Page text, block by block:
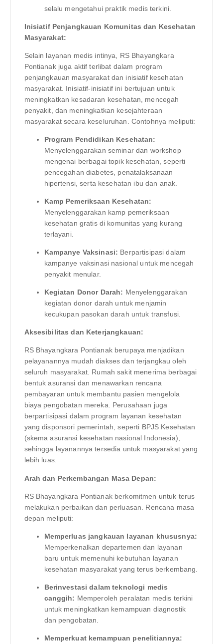
selalu mengetahui praktik medis terkini.
Inisiatif Penjangkauan Komunitas dan Kesehatan
Masyarakat:
Selain layanan medis intinya, RS Bhayangkara
Pontianak juga aktif terlibat dalam program
penjangkauan masyarakat dan inisiatif kesehatan
masyarakat. Inisiatif-inisiatif ini bertujuan untuk
meningkatkan kesadaran kesehatan, mencegah
penyakit, dan meningkatkan kesejahteraan
masyarakat secara keseluruhan. Contohnya meliputi:
Program Pendidikan Kesehatan:
Menyelenggarakan seminar dan workshop
mengenai berbagai topik kesehatan, seperti
pencegahan diabetes, penatalaksanaan
hipertensi, serta kesehatan ibu dan anak.
Kamp Pemeriksaan Kesehatan:
Menyelenggarakan kamp pemeriksaan
kesehatan gratis di komunitas yang kurang
terlayani.
Kampanye Vaksinasi: Berpartisipasi dalam
kampanye vaksinasi nasional untuk mencegah
penyakit menular.
Kegiatan Donor Darah: Menyelenggarakan
kegiatan donor darah untuk menjamin
kecukupan pasokan darah untuk transfusi.
Aksesibilitas dan Keterjangkauan:
RS Bhayangkara Pontianak berupaya menjadikan
pelayanannya mudah diakses dan terjangkau oleh
seluruh masyarakat. Rumah sakit menerima berbagai
bentuk asuransi dan menawarkan rencana
pembayaran untuk membantu pasien mengelola
biaya pengobatan mereka. Perusahaan juga
berpartisipasi dalam program layanan kesehatan
yang disponsori pemerintah, seperti BPJS Kesehatan
(skema asuransi kesehatan nasional Indonesia),
sehingga layanannya tersedia untuk masyarakat yang
lebih luas.
Arah dan Perkembangan Masa Depan:
RS Bhayangkara Pontianak berkomitmen untuk terus
melakukan perbaikan dan perluasan. Rencana masa
depan meliputi:
Memperluas jangkauan layanan khususnya:
Memperkenalkan departemen dan layanan
baru untuk memenuhi kebutuhan layanan
kesehatan masyarakat yang terus berkembang.
Berinvestasi dalam teknologi medis
canggih: Memperoleh peralatan medis terkini
untuk meningkatkan kemampuan diagnostik
dan pengobatan.
Memperkuat kemampuan penelitiannya: